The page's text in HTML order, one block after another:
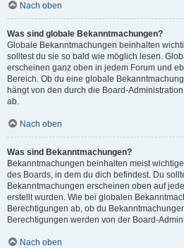
Nach oben
Was sind globale Bekanntmachungen?
Globale Bekanntmachungen beinhalten
solltest du sie so bald wie möglich lesen.
erscheinen ganz oben in jedem Forum und
Bereich. Ob du eine globale
hängt von den durch die Board-
ab.
Nach oben
Was sind Bekanntmachungen?
Bekanntmachungen beinhalten meist
des Boards, in dem du dich befindest. Du
Bekanntmachungen erscheinen oben auf
erstellt wurden. Wie bei globalen
Berechtigungen ab, ob du
Berechtigungen werden von der Board-
Nach oben